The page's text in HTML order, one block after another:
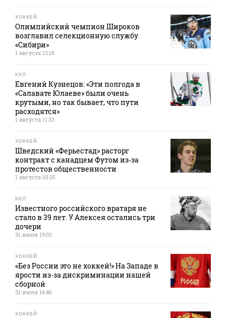
ХОККЕЙ
Олимпийский чемпион Широков
возглавил селекционную службу
«Сибири»
1 августа 12:18
КХЛ
Евгений Кузнецов: «Эти полгода в
«Салавате Юлаеве» были очень
крутыми, но так бывает, что пути
расходятся»
1 августа 11:33
ХОККЕЙ
Шведский «Ферьестад» расторг
контракт с канадцем Футом из‑за
протестов общественности
1 августа 03:25
КХЛ
Известного российского вратаря не
стало в 39 лет. У Алексея остались три
дочери
31 июля 19:02
ХОККЕЙ
«Без России это не хоккей!» На Западе в
ярости из-за дискриминации нашей
сборной
31 июля 16:46
ХОККЕЙ